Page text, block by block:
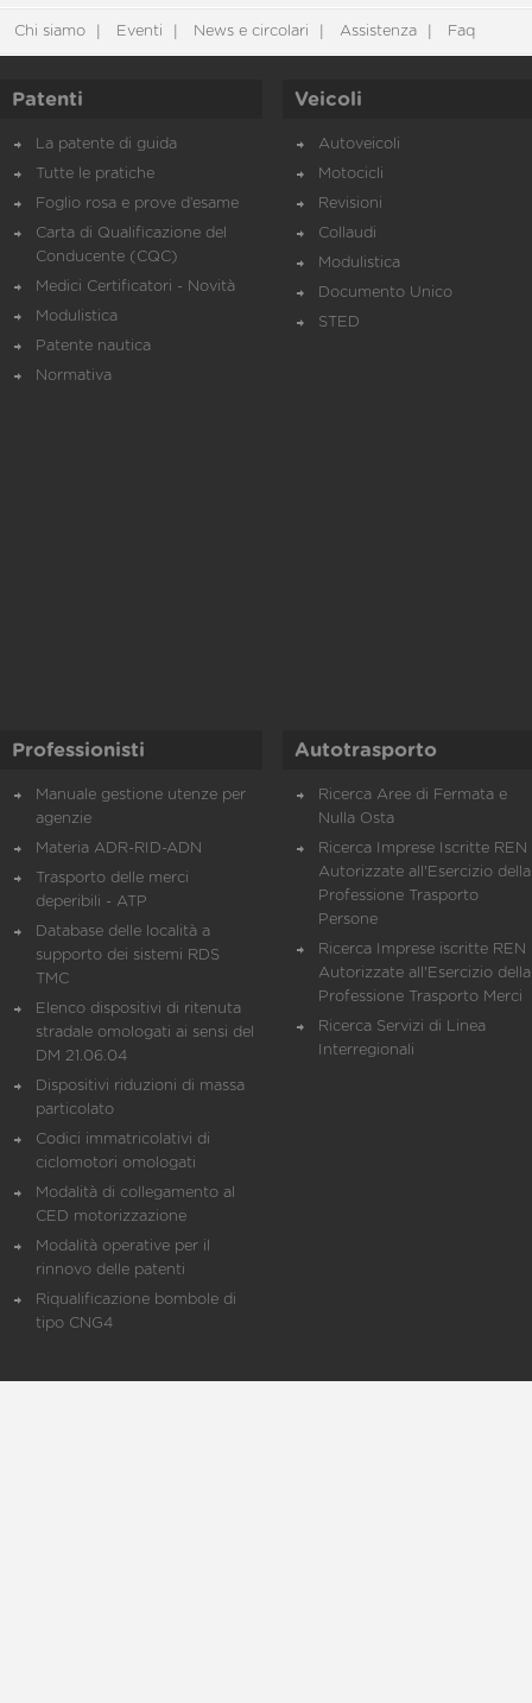
Chi siamo Eventi News e circolari Assistenza Faq
Patenti
La patente di guida
Tutte le pratiche
Foglio rosa e prove d’esame
Carta di Qualificazione del
Conducente (CQC)
Medici Certificatori - Novità
Modulistica
Patente nautica
Normativa
Veicoli
Autoveicoli
Motocicli
Revisioni
Collaudi
Modulistica
Documento Unico
STED
Professionisti
Manuale gestione utenze per
agenzie
Materia ADR-RID-ADN
Trasporto delle merci
deperibili - ATP
Database delle località a
supporto dei sistemi RDS
TMC
Elenco dispositivi di ritenuta
stradale omologati ai sensi del
DM 21.06.04
Dispositivi riduzioni di massa
particolato
Codici immatricolativi di
ciclomotori omologati
Modalità di collegamento al
CED motorizzazione
Modalità operative per il
rinnovo delle patenti
Riqualificazione bombole di
tipo CNG4
Autotrasporto
Ricerca Aree di Fermata e
Nulla Osta
Ricerca Imprese Iscritte REN
Autorizzate all'Esercizio della
Professione Trasporto
Persone
Ricerca Imprese iscritte REN
Autorizzate all'Esercizio della
Professione Trasporto Merci
Ricerca Servizi di Linea
Interregionali